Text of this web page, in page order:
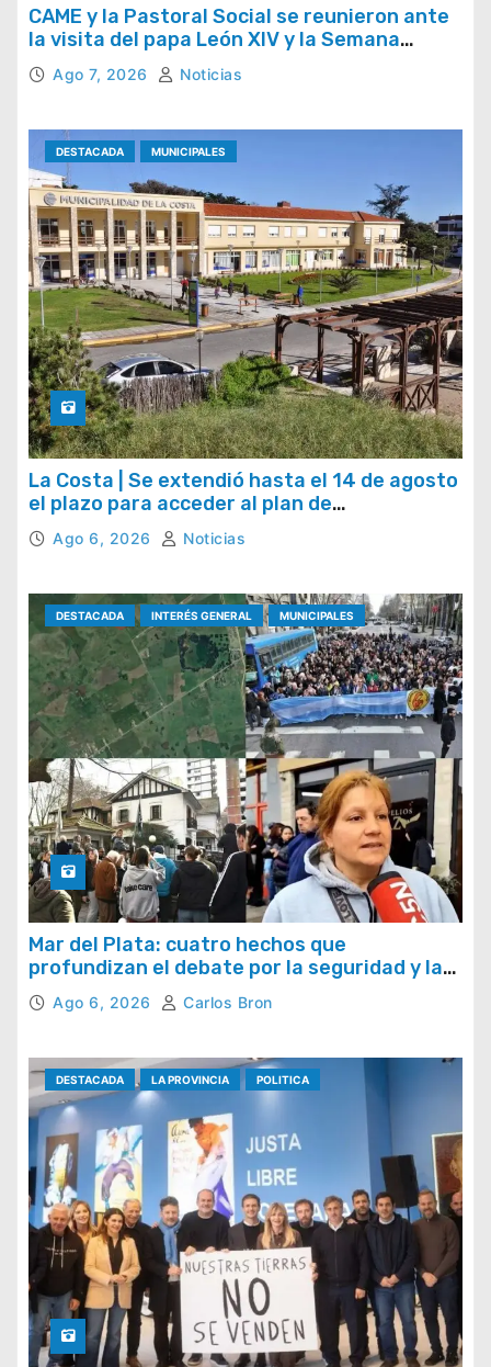
CAME y la Pastoral Social se reunieron ante
la visita del papa León XIV y la Semana
Social 2026
Ago 7, 2026 Noticias
DESTACADA MUNICIPALES
La Costa | Se extendió hasta el 14 de agosto
el plazo para acceder al plan de
regularización de tasas municipales
Ago 6, 2026 Noticias
DESTACADA INTERÉS GENERAL MUNICIPALES
Mar del Plata: cuatro hechos que
profundizan el debate por la seguridad y la
respuesta del Estado
Ago 6, 2026 Carlos Bron
DESTACADA LA PROVINCIA POLITICA